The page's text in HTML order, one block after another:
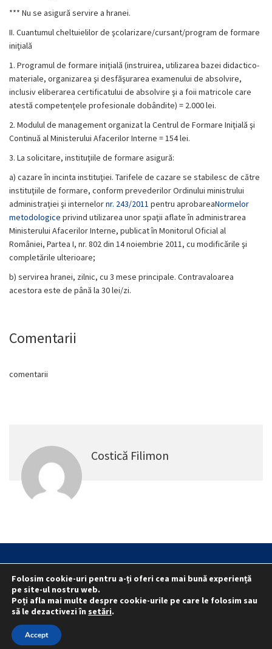
*** Nu se asigură servire a hranei.
II. Cuantumul cheltuielilor de şcolarizare/cursant/program de formare
iniţială
1. Programul de formare iniţială (instruirea, utilizarea bazei didactico-
materiale, organizarea şi desfăşurarea examenului de absolvire,
inclusiv eliberarea certificatului de absolvire şi a foii matricole care
atestă competenţele profesionale dobândite) = 2.000 lei.
2. Modulul de management organizat la Centrul de Formare Iniţială şi
Continuă al Ministerului Afacerilor Interne = 154 lei.
3. La solicitare, instituţiile de formare asigură:
a) cazare în incinta instituţiei. Tarifele de cazare se stabilesc de către
instituţiile de formare, conform prevederilor Ordinului ministrului
administraţiei şi internelornr. 243/2011 pentru aprobareaNormelor
metodologice privind utilizarea unor spaţii aflate în administrarea
Ministerului Afacerilor Interne, publicat în Monitorul Oficial al
României, Partea I, nr. 802 din 14 noiembrie 2011, cu modificările şi
completările ulterioare;
b) servirea hranei, zilnic, cu 3 mese principale. Contravaloarea
acestora este de până la 30 lei/zi.
Comentarii
comentarii
Costică Filimon
Statut
Reprezentativitate M.A.I.
Reprezentativitate I.G.P.R. și I.P.J.-uri
Politica folosirii cookie-urilor
Politica de confidențialitate
Folosim cookie-uri pentru a-ți oferi cea mai bună experiență
pe site-ul nostru web.
Poți afla mai multe despre cookie-urile pe care le folosim sau
să le dezactivezi în setări.
Accept